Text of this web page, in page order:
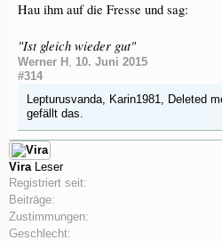
Hau ihm auf die Fresse und sag:
"Ist gleich wieder gut"
Werner H , 10. Juni 2015
#314
Lepturusvanda, Karin1981, Deleted
gefällt das.
Vira Leser
Registriert seit:
Beiträge:
Zustimmungen:
Geschlecht: